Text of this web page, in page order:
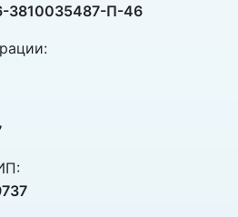
3810035487-П-46